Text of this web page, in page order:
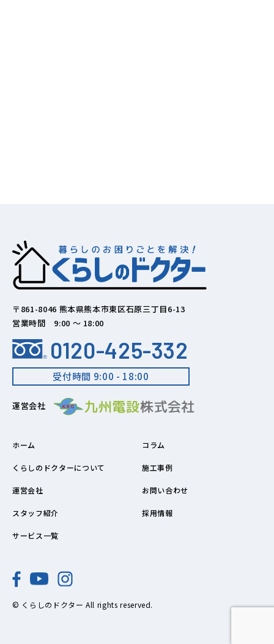
〒861-8046 熊本県熊本市東区石原三丁目6-13
営業時間 9:00 ～ 18:00
0120-425-332
受付時間 9:00 - 18:00
運営会社
ホーム
くらしのドクターについて
運営会社
スタッフ紹介
サービス一覧
コラム
施工事例
お問い合わせ
採用情報
© くらしのドクター All rights reserved.